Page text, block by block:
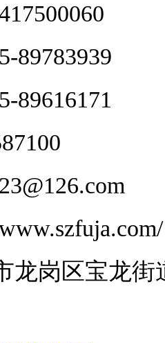
89783939
89616171
龙岗区宝龙街